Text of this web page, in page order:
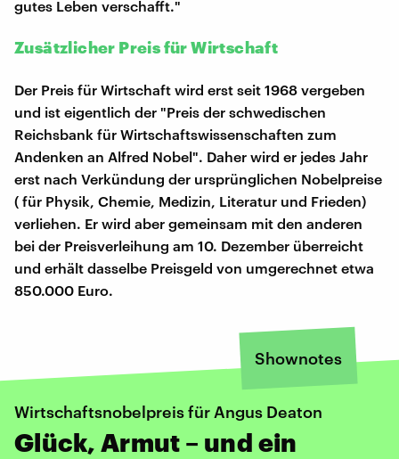
gutes Leben verschafft."
Zusätzlicher Preis für Wirtschaft
Der Preis für Wirtschaft wird erst seit 1968 vergeben
und ist eigentlich der "Preis der schwedischen
Reichsbank für Wirtschaftswissenschaften zum
Andenken an Alfred Nobel". Daher wird er jedes Jahr
erst nach Verkündung der ursprünglichen Nobelpreise
( für Physik, Chemie, Medizin, Literatur und Frieden)
verliehen. Er wird aber gemeinsam mit den anderen
bei der Preisverleihung am 10. Dezember überreicht
und erhält dasselbe Preisgeld von umgerechnet etwa
850.000 Euro.
Shownotes
Wirtschaftsnobelpreis für Angus Deaton
Glück, Armut – und ein